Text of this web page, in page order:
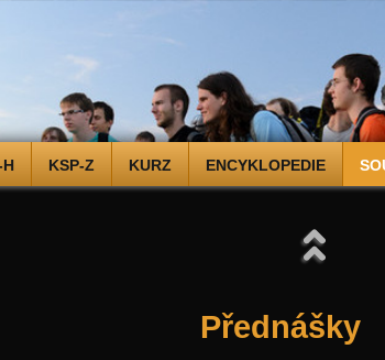
H KSP-Z KURZ ENCYKLOPEDIE
Přednášky